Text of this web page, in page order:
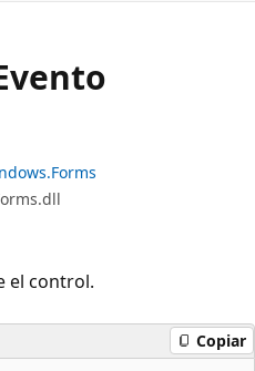
el control.
Copiar